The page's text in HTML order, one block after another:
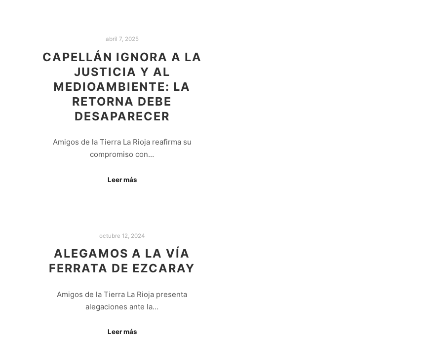
abril 7, 2025
CAPELLÁN IGNORA A LA
JUSTICIA Y AL
MEDIOAMBIENTE: LA
RETORNA DEBE
DESAPARECER
Amigos de la Tierra La Rioja reafirma su
compromiso con…
Leer más
octubre 12, 2024
ALEGAMOS A LA VÍA
FERRATA DE EZCARAY
Amigos de la Tierra La Rioja presenta
alegaciones ante la…
Leer más